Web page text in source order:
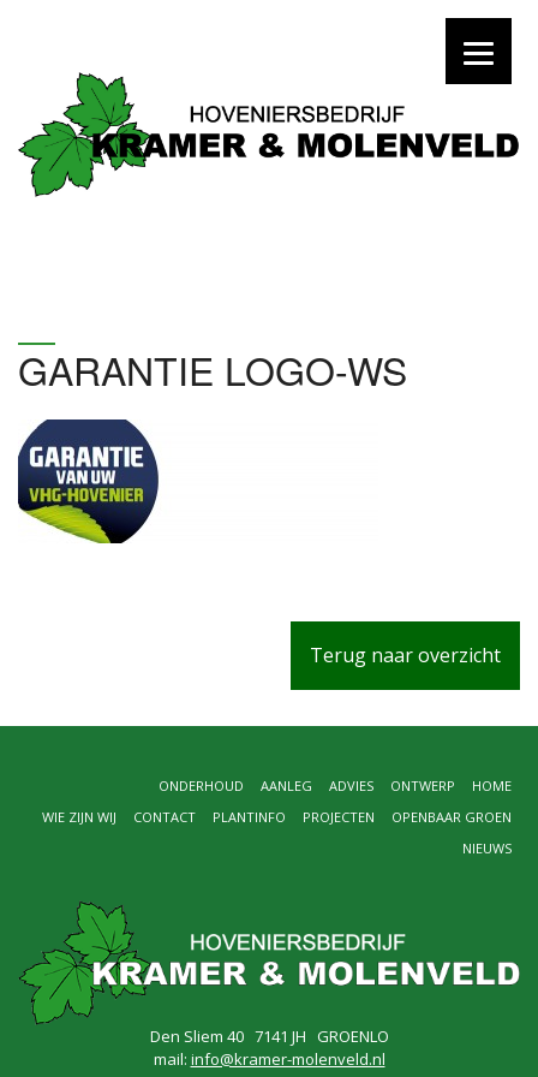
GARANTIE LOGO-WS
Terug naar overzicht
HOME
ONTWERP
ADVIES
AANLEG
ONDERHOUD
OPENBAAR GROEN
PROJECTEN
PLANTINFO
CONTACT
WIE ZIJN WIJ
NIEUWS
Den Sliem 40 7141 JH GROENLO
mail: info@kramer-molenveld.nl